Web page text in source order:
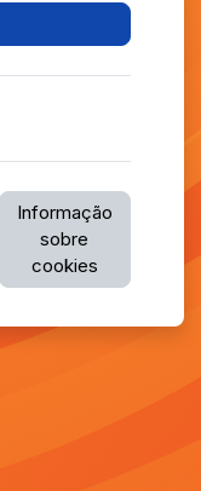
Informação
sobre
cookies